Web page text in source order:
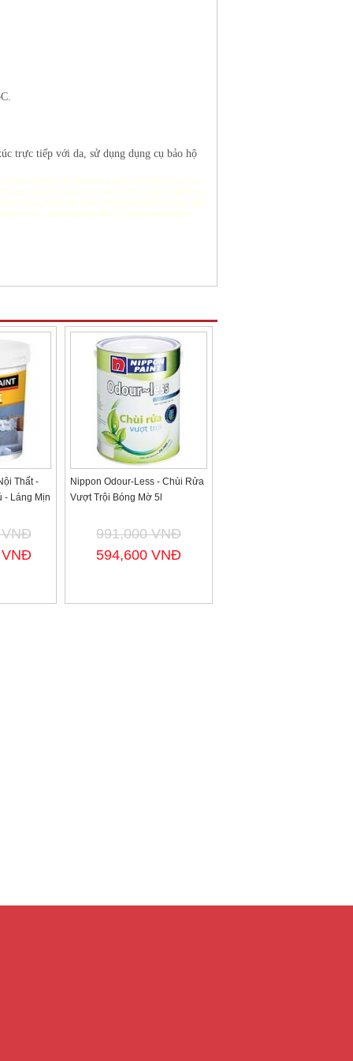
trực tiếp với da, sử dụng dụng cụ bảo hộ
mua amply cũ , thu mua dan am thanh cũ, thu
lap dat dieu hoa tai nam dinh sua tu lanh tai
nóng lạnh tại nam định sua binh nong lanh
dinh bảo dưỡng điều hòa tại nam định
Thất -
- Láng Mịn
VNĐ
Nippon Odour-Less - Chùi Rửa
Vượt Trội Bóng Mờ 5l
991,000 VNĐ
594,600 VNĐ